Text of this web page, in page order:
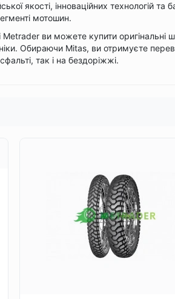
якості, інноваційних технологій
мотошин.
Metrader ви можете купити
Обираючи Mitas, ви отримуєте
так і на бездоріжжі.